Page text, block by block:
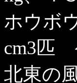
ホウボ
cm3匹
北東の